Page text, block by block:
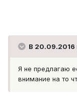
В 20.09.2016
Я не предлагаю
внимание на то